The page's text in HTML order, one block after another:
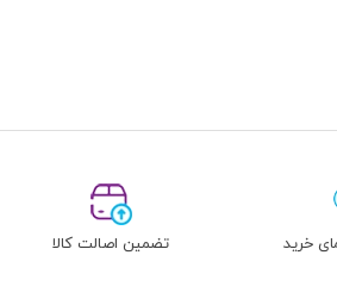
و کاربر حرفه‌ای را در سراسر جهان بهخرید تضمین اصالت کالا